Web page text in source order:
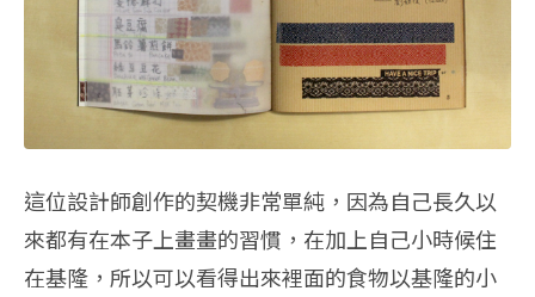
這位設計師創作的契機非常單純，因為自己長久以
來都有在本子上畫畫的習慣，在加上自己小時候住
在基隆，所以可以看得出來裡面的食物以基隆的小